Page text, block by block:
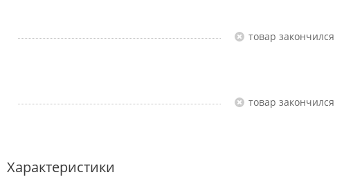
Товар закончился
Товар закончился
Характеристики